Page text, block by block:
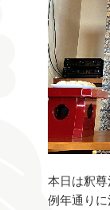
本日は釈尊
例年通り